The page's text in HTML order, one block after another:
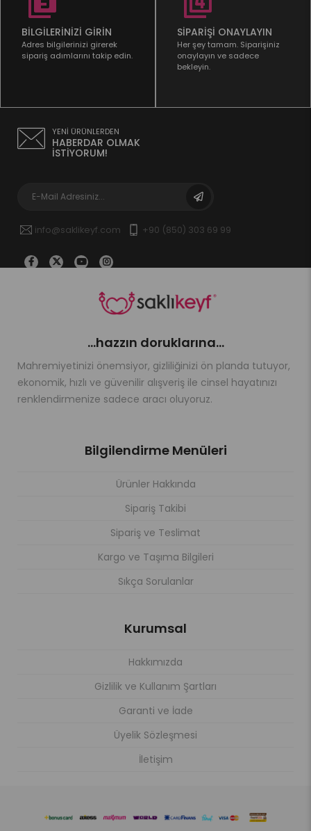
BİLGİLERİNİZİ GİRİN
Adres bilgilerinizi girerek
sipariş adımlarını takip edin.
SİPARİŞİ ONAYLAYIN
Her şey tamam. Siparişiniz
onaylayın ve sadece
bekleyin.
YENİ ÜRÜNLERDEN
HABERDAR OLMAK
İSTİYORUM!
info@saklikeyf.com +90 (850) 303 69 99
...hazzın doruklarına...
Mahremiyetinizi önemsiyor, gizliliğinizi ön planda tutuyor,
ekonomik, hızlı ve güvenilir alışveriş ile cinsel hayatınızı
renklendirmenize sadece aracı oluyoruz.
Bilgilendirme Menüleri
Ürünler Hakkında
Sipariş Takibi
Sipariş ve Teslimat
Kargo ve Taşıma Bilgileri
Sıkça Sorulanlar
Kurumsal
Hakkımızda
Gizlilik ve Kullanım Şartları
Garanti ve İade
Üyelik Sözleşmesi
İletişim